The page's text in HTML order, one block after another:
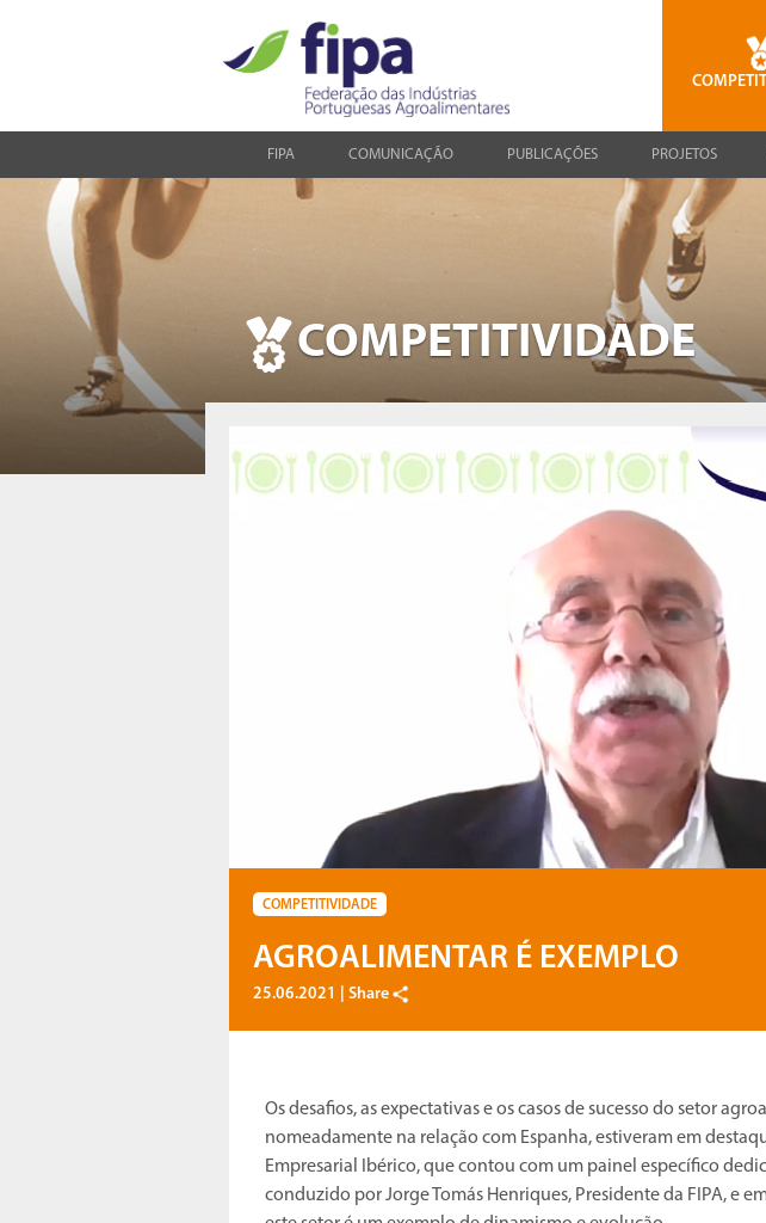
FIPA COMUNICAÇÃO PUBLICAÇÕES PROJETOS
COMPETITIVIDADE
COMPETITIVIDADE
AGROALIMENTAR É EXEMPLO
25.06.2021 | Share
Os desafios, as expectativas e os casos de sucesso do setor
nomeadamente na relação com Espanha, estiveram em
Empresarial Ibérico, que contou com um painel específico
conduzido por Jorge Tomás Henriques, Presidente da FIPA, e